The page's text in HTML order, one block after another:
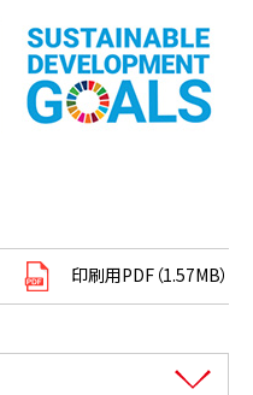
印刷用PDF（1.57MB）